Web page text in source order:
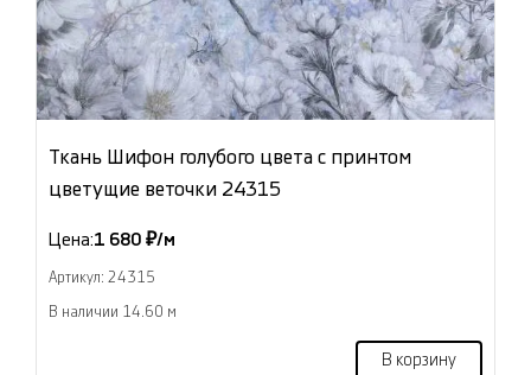
Ткань Шифон голубого цвета с принтом
цветущие веточки 24315
Цена:1 680 ₽/м
Артикул: 24315
В наличии 14.60 м
В корзину